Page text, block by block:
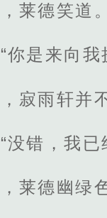
，莱德笑道。
“你是来向我
，寂雨轩并
“没错，我
，莱德幽绿